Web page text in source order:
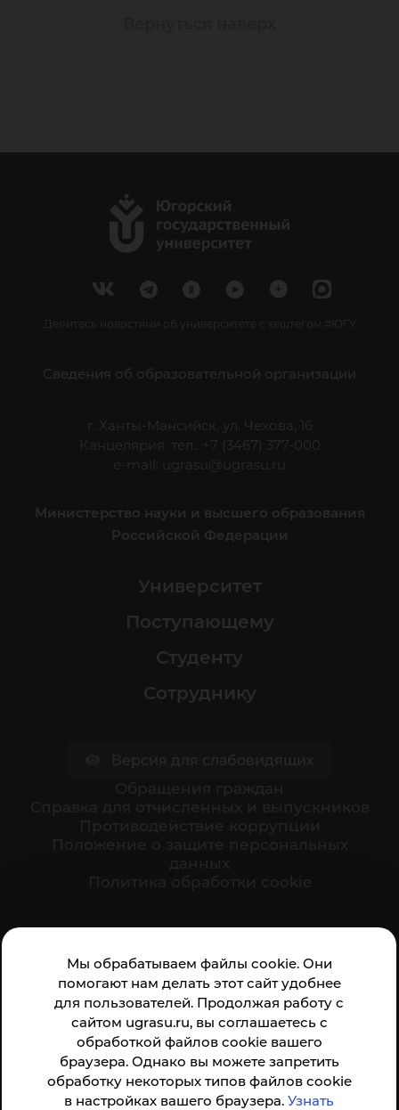
Мы обрабатываем файлы cookie. Они
помогают нам делать этот сайт удобнее
для пользователей. Продолжая работу с
сайтом ugrasu.ru, вы соглашаетесь с
обработкой файлов cookie вашего
браузера. Однако вы можете запретить
обработку некоторых типов файлов cookie
в настройках вашего браузера.Узнать
Делитесь новостями об университете с хештегом #ЮГУ
Сведения об образовательной организации
г. Ханты-Мансийск, ул. Чехова, 16
Канцелярия: тел.: +7 (3467) 377-000
e-mail:
ugrasu@ugrasu.ru
Министерство науки и высшего образования
Российской Федерации
Университет
Поступающему
Студенту
Сотруднику
организации:
Анкета доступна по QR-коду, а так же по прямой
ссылке